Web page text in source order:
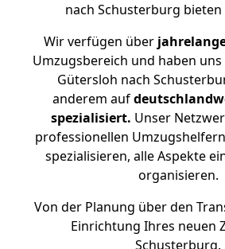
nach Schusterburg
Wir verfügen über
Umzugsbereich und haben
Gütersloh nach
anderem auf
spezialisiert. Unser
professionellen
spezialisieren, alle Aspekte
organisieren.
Von der Planung über den
Einrichtung Ihres neuen
Schusterburg.